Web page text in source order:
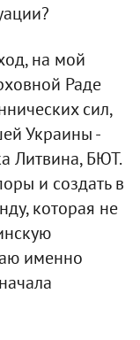
на мой
Раде
сил,
Украины -
Литвина, БЮТ.
и создать в
которая не
именно